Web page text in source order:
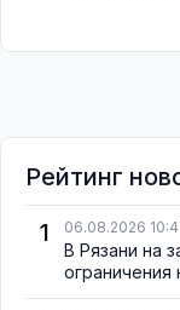
Рейтинг
1
06.08.2026
В Рязани на
ограничения